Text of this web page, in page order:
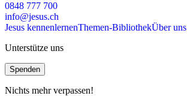
0848 777 700
info@jesus.ch
Jesus kennenlernenThemen-BibliothekÜber uns
Unterstütze uns
Spenden
Nichts mehr verpassen!